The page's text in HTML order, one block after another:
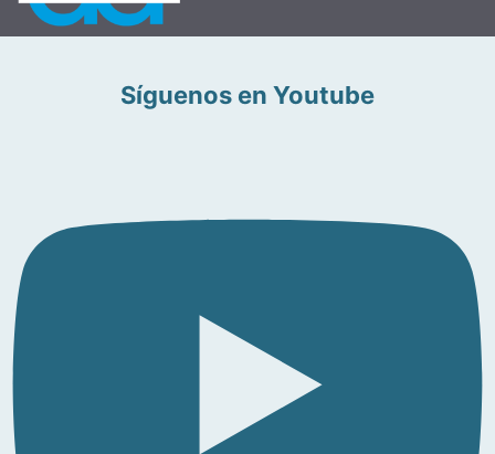
Síguenos en Youtube